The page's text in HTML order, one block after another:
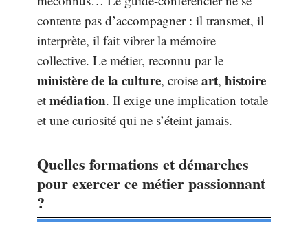
contente pas d’accompagner : il transmet, il
interprète, il fait vibrer la mémoire
collective. Le métier, reconnu par le
ministère de la culture, croise art, histoire
et médiation. Il exige une implication totale
et une curiosité qui ne s’éteint jamais.
Quelles formations et démarches
pour exercer ce métier passionnant
?